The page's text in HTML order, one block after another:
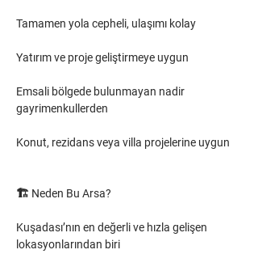
Tamamen yola cepheli, ulaşımı kolay
Yatırım ve proje geliştirmeye uygun
Emsali bölgede bulunmayan nadir
gayrimenkullerden
Konut, rezidans veya villa projelerine uygun
🏗️ Neden Bu Arsa?
Kuşadası’nın en değerli ve hızla gelişen
lokasyonlarından biri